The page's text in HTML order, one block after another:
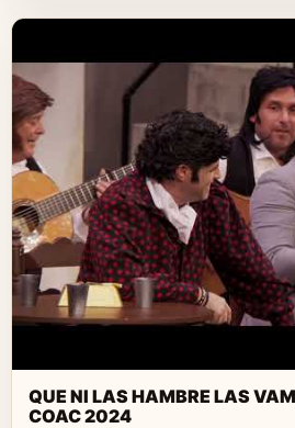
QUE NI LAS HAMBRE LAS
COAC 2024